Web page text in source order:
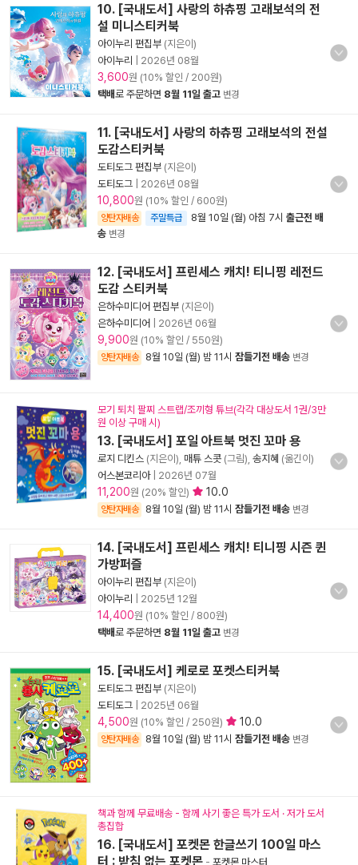
10. [국내도서] 사랑의 하츄핑 고래보석의 전
설 미니스티커북
아이누리 편집부 (지은이)
아이누리
2026년 08월
3,600원 (10% 할인 / 200원)
택배로 주문하면 8월 11일 출고 변경
11. [국내도서] 사랑의 하츄핑 고래보석의 전설
도감스티커북
도티도그 편집부 (지은이)
도티도그
2026년 08월
10,800원 (10% 할인 / 600원)
양탄자배송 주말특급 8월 10일 (월) 아침 7시 출근전 배
송 변경
12. [국내도서] 프린세스 캐치! 티니핑 레전드
도감 스티커북
은하수미디어 편집부 (지은이)
은하수미디어
2026년 06월
9,900원 (10% 할인 / 550원)
양탄자배송 8월 10일 (월) 밤 11시 잠들기전 배송 변경
모기 퇴치 팔찌 스트랩/조끼형 튜브(각각 대상도서 1권/3만
원 이상 구매 시)
13. [국내도서] 포일 아트북 멋진 꼬마 용
로지 디킨스 (지은이), 매튜 스콧 (그림), 송지혜 (옮긴이)
어스본코리아| 2026년 07월
11,200원 (20% 할인) 10.0
양탄자배송 8월 10일 (월) 밤 11시 잠들기전 배송 변경
14. [국내도서] 프린세스 캐치! 티니핑 시즌 퀸
가방퍼즐
아이누리 편집부 (지은이)
아이누리
2025년 12월
14,400원 (10% 할인 / 800원)
택배로 주문하면 8월 11일 출고 변경
15. [국내도서] 케로로 포켓스티커북
도티도그 편집부 (지은이)
도티도그
2025년 06월
4,500원 (10% 할인 / 250원) 10.0
양탄자배송 8월 10일 (월) 밤 11시 잠들기전 배송 변경
책과 함께 무료배송 - 함께 사기 좋은 특가 도서 · 저가 도서
총집합
16. [국내도서] 포켓몬 한글쓰기 100일 마스
터 : 받침 없는 포켓몬 - 포켓몬 마스터